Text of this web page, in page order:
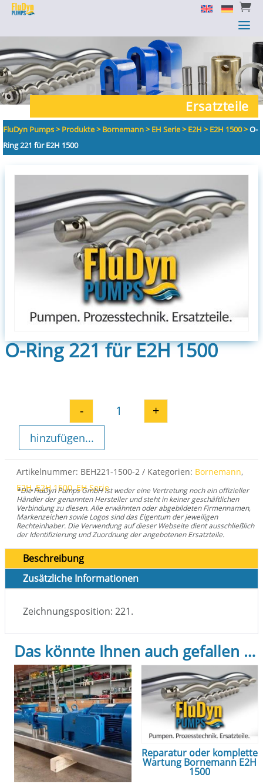

a

a
Ersatzteile
FluDyn Pumps>Produkte>Bornemann>EH Serie>E2H >E2H 1500>O-
Ring 221 für E2H 1500
O-Ring 221 für E2H 1500
O-Ring 221 für E2H 1500 Menge
- +
hinzufügen...
Artikelnummer: BEH221-1500-2 Kategorien: Bornemann,
E2H,E2H 1500,EH Serie
*Die FluDyn Pumps GmbH ist weder eine Vertretung noch ein offizieller
Händler der genannten Hersteller und steht in keiner geschäftlichen
Verbindung zu diesen. Alle erwähnten oder abgebildeten Firmennamen,
Markenzeichen sowie Logos sind das Eigentum der jeweiligen
Rechteinhaber. Die Verwendung auf dieser Webseite dient ausschließlich
der Identifizierung und Zuordnung der angebotenen Ersatzteile.
Beschreibung
Zusätzliche Informationen
Zeichnungsposition: 221.
Das könnte Ihnen auch gefallen …
Reparatur oder komplette
Wartung Bornemann E2H
1500